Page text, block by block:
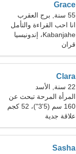
Grace
55 سنة, برج العقرب
انا احب القراءة والتأمل
Kabanjahe، إندونيسيا
قران
Clara
22 سنة, الأسد
المرأة المرحة تبحث عن
موعد
160 سم (5'3")، 52 كجم
(114 رطلا)
علاقة جدية
Sasha